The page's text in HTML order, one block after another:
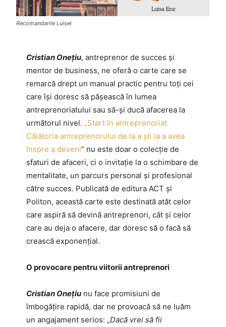
Recomandarile Luisei
Cristian Onețiu, antreprenor de succes și
mentor de business, ne oferă o carte care se
remarcă drept un manual practic pentru toți cei
care își doresc să pășească în lumea
antreprenoriatului sau să-și ducă afacerea la
următorul nivel. „Start în antreprenoriat.
Călătoria antreprenorului de la a ști la a avea
înspre a deveni” nu este doar o colecție de
sfaturi de afaceri, ci o invitație la o schimbare de
mentalitate, un parcurs personal și profesional
către succes. Publicată de editura ACT și
Politon, această carte este destinată atât celor
care aspiră să devină antreprenori, cât și celor
care au deja o afacere, dar doresc să o facă să
crească exponențial.
O provocare pentru viitorii antreprenori
Cristian Onețiu nu face promisiuni de
îmbogățire rapidă, dar ne provoacă să ne luăm
un angajament serios: „Dacă vrei să fii